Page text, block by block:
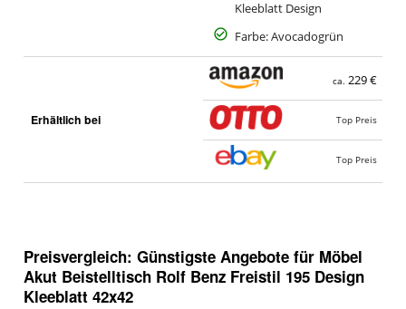
Kleeblatt Design
Farbe: Avocadogrün
Erhältlich bei
ca. 229 €
Top Preis
Top Preis
Preisvergleich: Günstigste Angebote für Möbel
Akut Beistelltisch Rolf Benz Freistil 195 Design
Kleeblatt 42x42